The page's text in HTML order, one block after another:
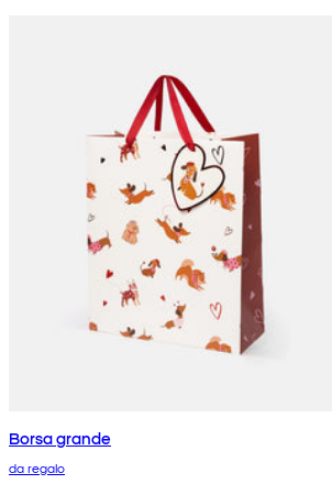
Borsa grande
da regalo